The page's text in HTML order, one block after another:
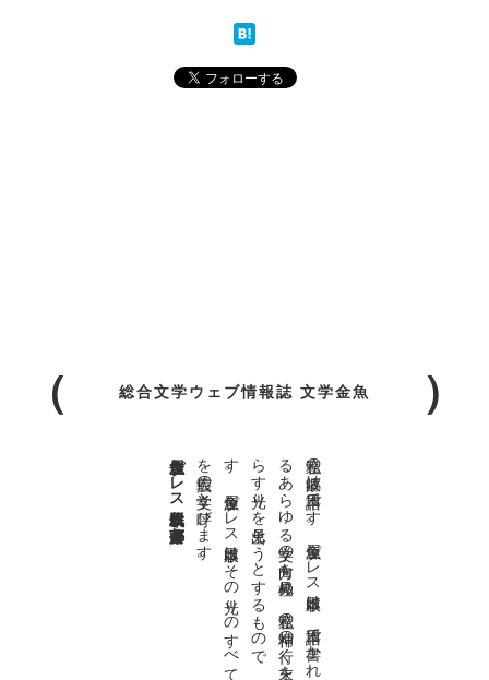
総合文学ウェブ情報誌 文学金魚
私達の
故郷は
日本語で
す
。
金魚屋プ
レ
ス
日本版は
、
日本語で
書か
れ
る
あ
ら
ゆ
る
文学の
方向を
見極め
、
私達の
精神の
行く
末を
照
ら
す
光り
を
見出そ
う
と
す
る
も
の
で
す
。
金魚屋プ
レ
ス
日本版は
そ
の
光り
の
す
べ
て
を
広義の
文学と
呼び
ま
す
。
金魚屋プレス日本版代表 齋藤都